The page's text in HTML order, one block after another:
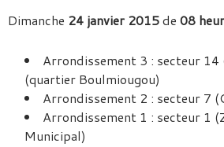
Dimanche 24 janvier 2015de 08
Arrondissement 3 : secteur
(quartier Boulmiougou)
Arrondissement 2 : secteur 7
Arrondissement 1 : secteur 1
Municipal)